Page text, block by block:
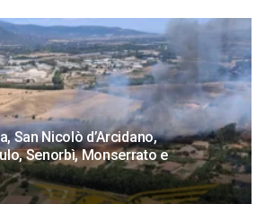
San Nicolò d’Arcidano,
Senorbì, Monserrato e